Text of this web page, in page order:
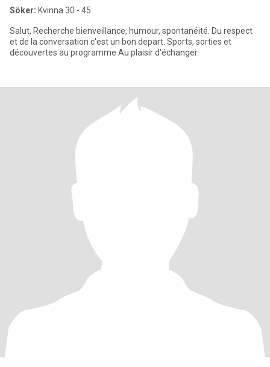
Söker: Kvinna 30 - 45
Salut, Recherche bienveillance, humour, spontanéité. Du respect
et de la conversation c'est un bon depart. Sports, sorties et
découvertes au programme Au plaisir d'échanger.